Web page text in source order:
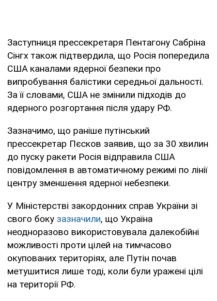
Заступниця прессекретаря Пентагону Сабріна
Сінгх також підтвердила, що Росія попередила
США каналами ядерної безпеки про
випробування балістики середньої дальності.
За її словами, США не змінили підходів до
ядерного розгортання після удару РФ.
Зазначимо, що раніше путінський
прессекретар Пєсков заявив, що за 30 хвилин
до пуску ракети Росія відправила США
повідомлення в автоматичному режимі по лінії
центру зменшення ядерної небезпеки.
У Міністерстві закордонних справ України зі
свого боку зазначили, що Україна
неодноразово використовувала далекобійні
можливості проти цілей на тимчасово
окупованих територіях, але Путін почав
метушитися лише тоді, коли були уражені цілі
на території РФ.